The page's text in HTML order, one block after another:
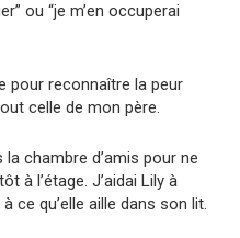
ou “je m’en occuperai
pour reconnaître la peur
celle de mon père.
chambre d’amis pour ne
à l’étage. J’aidai Lily à
ce qu’elle aille dans son lit.